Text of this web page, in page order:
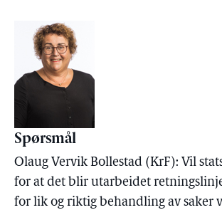
Spørsmål
Olaug Vervik Bollestad (KrF): Vil
for at det blir utarbeidet
for lik og riktig behandling av saker